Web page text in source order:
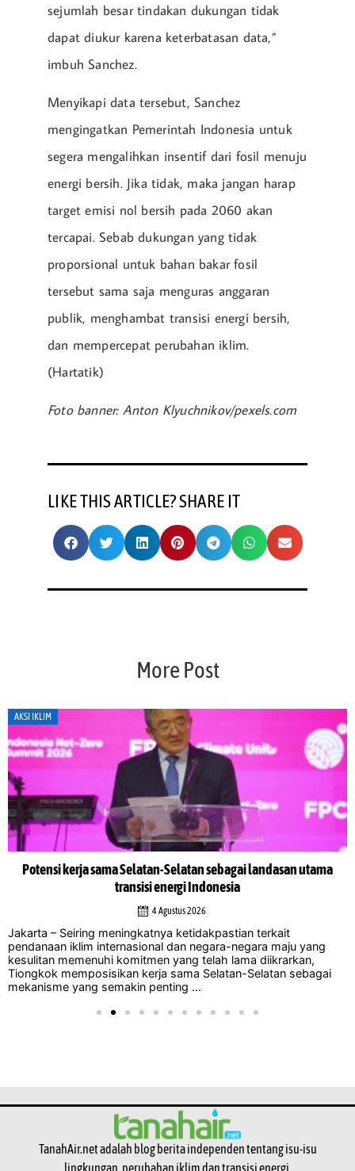
sejumlah besar tindakan dukungan tidak
dapat diukur karena keterbatasan data,”
imbuh Sanchez.
Menyikapi data tersebut, Sanchez
mengingatkan Pemerintah Indonesia untuk
segera mengalihkan insentif dari fosil menuju
energi bersih. Jika tidak, maka jangan harap
target emisi nol bersih pada 2060 akan
tercapai. Sebab dukungan yang tidak
proporsional untuk bahan bakar fosil
tersebut sama saja menguras anggaran
publik, menghambat transisi energi bersih,
dan mempercepat perubahan iklim.
(Hartatik)
Foto banner: Anton Klyuchnikov/pexels.com
LIKE THIS ARTICLE? SHARE IT
More Post
AKSI IKLIM
Potensi kerja sama Selatan-Selatan sebagai landasan utama
transisi energi Indonesia
4 Agustus 2026
Jakarta – Seiring meningkatnya ketidakpastian terkait
pendanaan iklim internasional dan negara-negara maju yang
kesulitan memenuhi komitmen yang telah lama diikrarkan,
Tiongkok memposisikan kerja sama Selatan-Selatan sebagai
mekanisme yang semakin penting ...
TanahAir.net adalah blog berita independen tentang isu-isu
lingkungan, perubahan iklim dan transisi energi.